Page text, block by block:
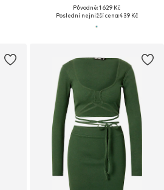
Původně: 1 629 Kč
Poslední nejnižší cena:439 Kč